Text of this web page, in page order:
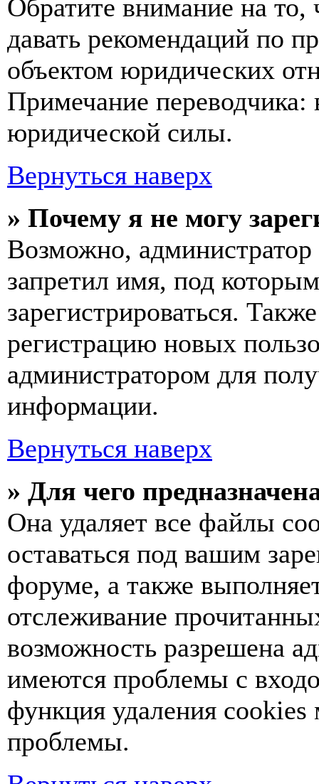
Обратите внимание на
давать рекомендаций по
объектом юридических
Примечание
юридической силы.
Вернуться наверх
» Почему я не могу
Возможно,
запретил имя, под
зарегистрироваться.
регистрацию новых
администратором для
информации.
Вернуться наверх
» Для чего
Она удаляет все файлы
оставаться под вашим
форуме, а также
отслеживание
возможность разрешена
имеются проблемы с
функция удаления
проблемы.